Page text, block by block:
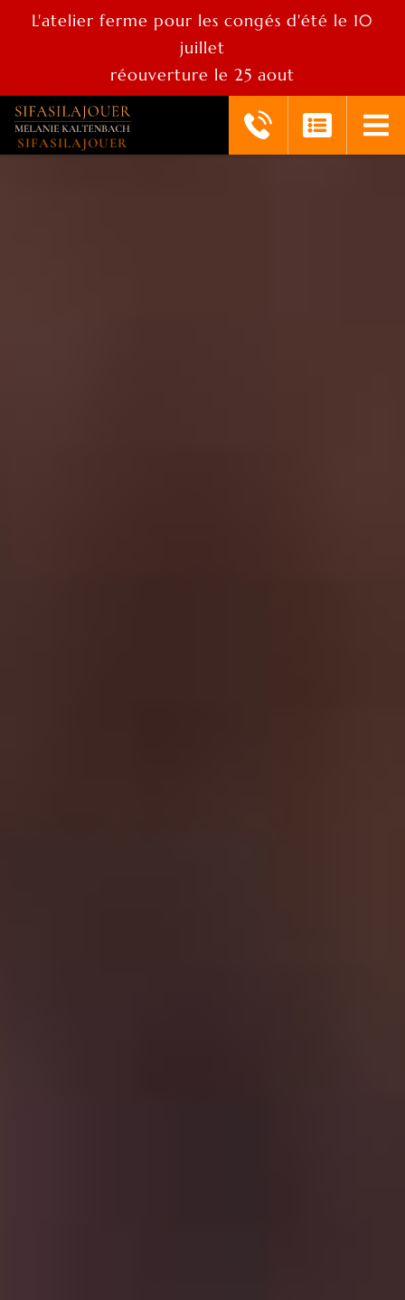
L'atelier ferme pour les congés d'été le 10
juillet
réouverture le 25 aout
SIFASILAJOUER